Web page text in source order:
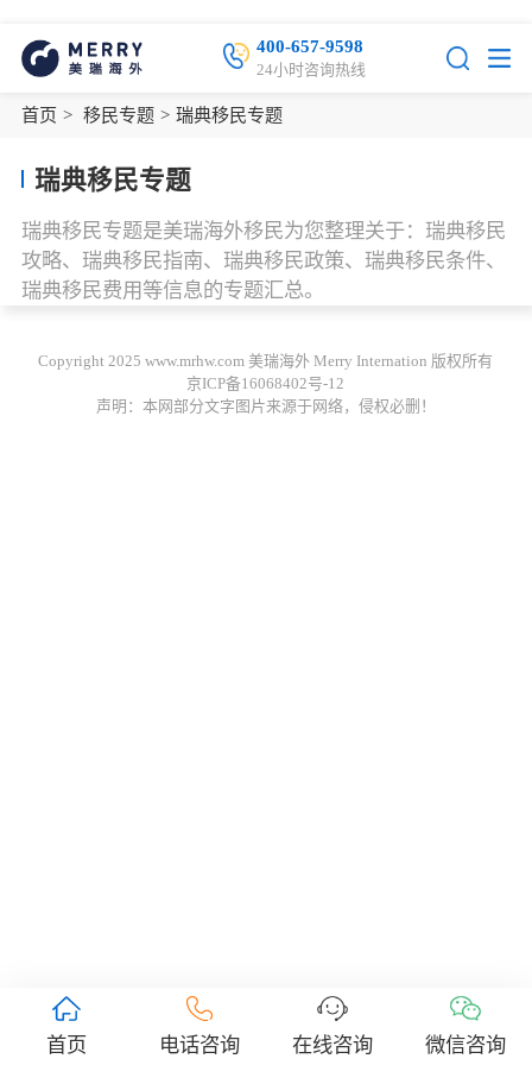
400-657-9598
24小时咨询热线
首页 > 移民专题 > 瑞典移民专题
瑞典移民专题
瑞典移民专题是美瑞海外移民为您整理关于：瑞典移民
攻略、瑞典移民指南、瑞典移民政策、瑞典移民条件、
瑞典移民费用等信息的专题汇总。
Copyright 2025 www.mrhw.com 美瑞海外 Merry Internation 版权所有
京ICP备16068402号-12
声明：本网部分文字图片来源于网络，侵权必删！
首页 电话咨询 在线咨询 微信咨询